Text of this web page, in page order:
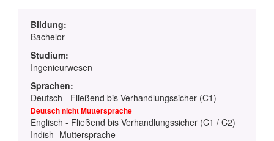
Bildung:
Bachelor
Studium:
Ingenieurwesen
Sprachen:
Deutsch - Fließend bis Verhandlungssicher (C1)
Deutsch nicht Muttersprache
Englisch - Fließend bis Verhandlungssicher (C1 / C2)
Indish -Muttersprache